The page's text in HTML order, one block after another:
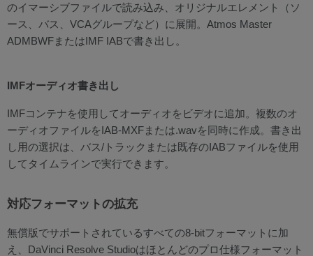
のイマーシブファイルで読み込み、オリジナルエレメント（ソ
ース、バス、VCAグループなど）に展開。Atmos Master
ADMBWFまたはIMF IABで書き出し。
IMFオーディオ書き出し
IMFコンテナを使用してオーディオをビデオに追加。複数のオ
ーディオファイルをIAB-MXFまたは.wavを同時に作成。書き出
し用の選択は、バス/トラックまたは既存のIABファイルを使用
してタイムラインで実行できます。
対応フォーマットの拡充
無償版でサポートされているすべての8-bitフォーマットに加
え、DaVinci Resolve Studioはほとんどのプロ仕様フォーマット